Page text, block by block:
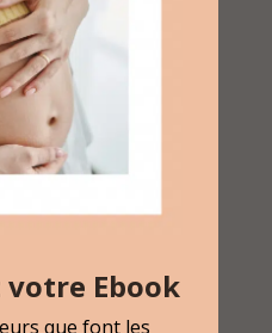
votre Ebook
que font les